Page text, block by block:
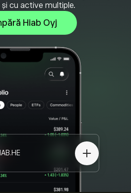
cu active multiple.
Hiab Oyj